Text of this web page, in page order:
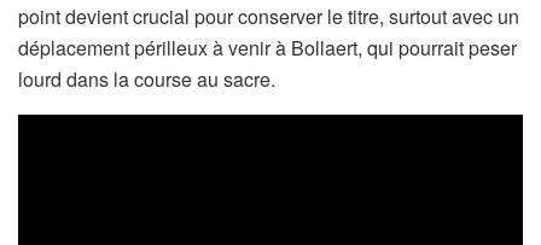
point devient crucial pour conserver le titre, surtout avec un
déplacement périlleux à venir à Bollaert, qui pourrait peser
lourd dans la course au sacre.